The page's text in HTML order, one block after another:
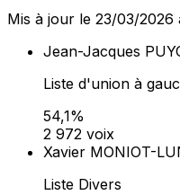
Mis à jour le 23/03/2026
Jean-Jacques
Liste d'union à
54,1%
2 972 voix
Xavier MONIOT-
Liste Divers